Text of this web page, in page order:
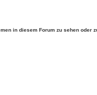
in diesem Forum zu sehen oder